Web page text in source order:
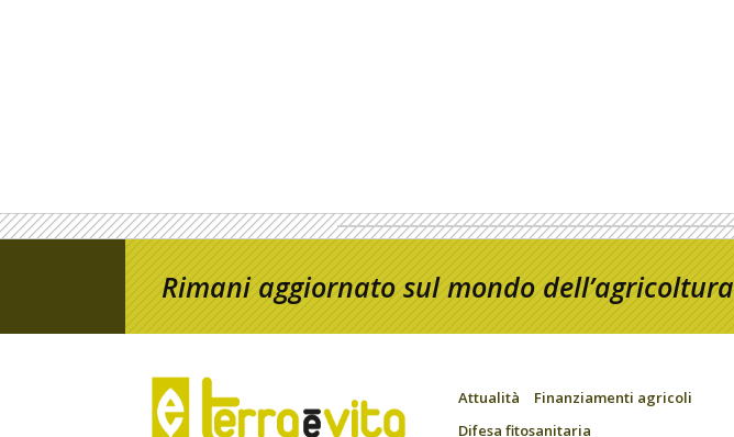
Rimani aggiornato sul mondo dell’agricoltura
Attualità
Finanziamenti agricoli
Difesa fitosanitaria